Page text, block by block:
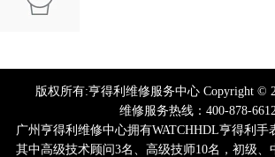
版权所有:亨得利维修服务中心 Copyright ©
维修服务热线：400-878-6612
广州亨得利维修中心拥有WATCHHDL亨得利手
其中高级技术顾问3名、高级技师10名，初级、